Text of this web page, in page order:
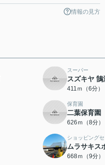
情報の見方
スーパー
スズキヤ 鵠
411ｍ（6分）
保育園
二葉保育園
626ｍ（8分）
ショッピング
ムラサキス
668ｍ（9分）